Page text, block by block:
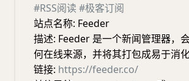
#RSS阅读 #极客订阅
站点名称: Feeder
描述: Feeder 是一个新闻管理器，
何在线来源，并将其打包成易于消
链接: https://feeder.co/